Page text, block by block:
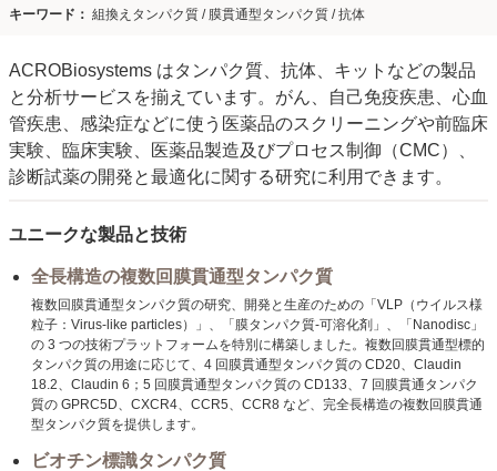
組換えタンパク質 / 膜貫通型タンパク質 / 抗体
ACROBiosystems はタンパク質、抗体、キットなどの製品
と分析サービスを揃えています。がん、自己免疫疾患、心血
管疾患、感染症などに使う医薬品のスクリーニングや前臨床
実験、臨床実験、医薬品製造及びプロセス制御（CMC）、
診断試薬の開発と最適化に関する研究に利用できます。
ユニークな製品と技術
全長構造の複数回膜貫通型タンパク質
複数回膜貫通型タンパク質の研究、開発と生産のための「VLP（ウイルス様
粒子：Virus-like particles）」、「膜タンパク質-可溶化剤」、「Nanodisc」
の 3 つの技術プラットフォームを特別に構築しました。複数回膜貫通型標的
タンパク質の用途に応じて、4 回膜貫通型タンパク質の CD20、Claudin
18.2、Claudin 6；5 回膜貫通型タンパク質の CD133、7 回膜貫通タンパク
質の GPRC5D、CXCR4、CCR5、CCR8 など、完全長構造の複数回膜貫通
型タンパク質を提供します。
ビオチン標識タンパク質